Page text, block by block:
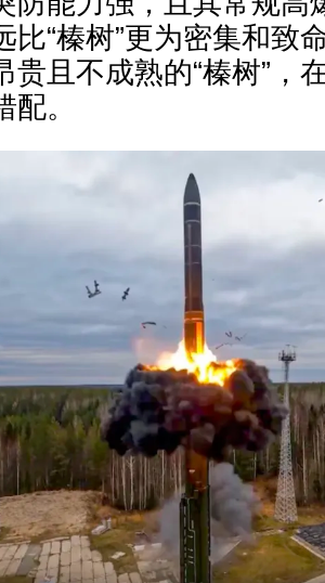
比“榛树”更为密集和致
贵且不成熟的“榛树”，
。